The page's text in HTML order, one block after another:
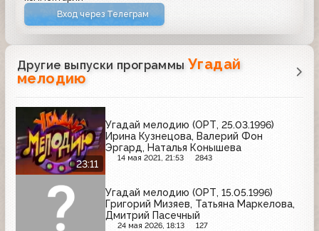
Вход через Телеграм
Другие выпуски программы Угадай
мелодию
23:11
Угадай мелодию (ОРТ, 25.03.1996)
Ирина Кузнецова, Валерий Фон
Эргард, Наталья Конышева
14 мая 2021, 21:53 2843
Угадай мелодию (ОРТ, 15.05.1996)
Григорий Мизяев, Татьяна Маркелова,
Дмитрий Пасечный
24 мая 2026, 18:13 127